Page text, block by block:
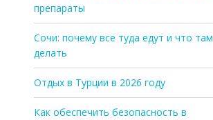
препараты
Сочи: почему все туда едут и что там
делать
Отдых в Турции в 2026 году
Как обеспечить безопасность в